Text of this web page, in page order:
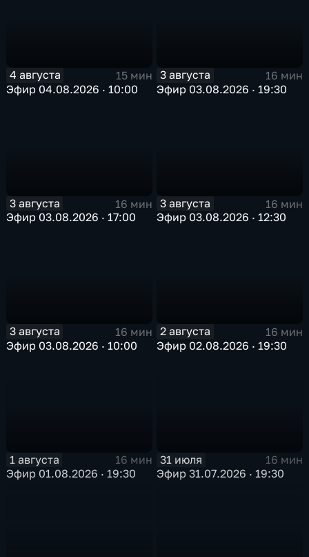
4 августа
15 мин
Эфир 04.08.2026 · 10:00
3 августа
16 мин
Эфир 03.08.2026 · 19:30
3 августа
16 мин
Эфир 03.08.2026 · 17:00
3 августа
16 мин
Эфир 03.08.2026 · 12:30
3 августа
16 мин
Эфир 03.08.2026 · 10:00
2 августа
16 мин
Эфир 02.08.2026 · 19:30
1 августа
16 мин
Эфир 01.08.2026 · 19:30
31 июля
16 мин
Эфир 31.07.2026 · 19:30